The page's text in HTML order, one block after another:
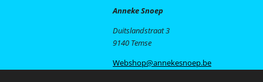
Anneke Snoep
Duitslandstraat 3
9140 Temse
Webshop@annekesnoep.be